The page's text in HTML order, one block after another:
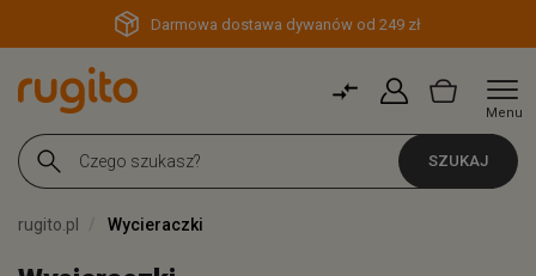
Darmowa dostawa dywanów od 249 zł
Menu
SZUKAJ
rugito.pl Wycieraczki